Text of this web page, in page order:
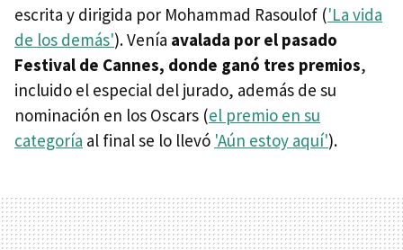
escrita y dirigida por Mohammad Rasoulof ('La vida
de los demás'). Venía avalada por el pasado
Festival de Cannes, donde ganó tres premios,
incluido el especial del jurado, además de su
nominación en los Oscars (el premio en su
categoría al final se lo llevó 'Aún estoy aquí').